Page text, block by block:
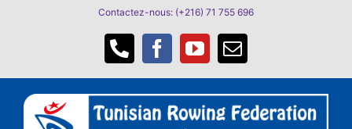
Contactez-nous: (+216) 71 755 696
Téléphone
Facebook
YouTube
Email